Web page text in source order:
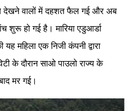
देखने वालों में दहशत फैल गई और अब
शुरू हो गई है। मारिया एडुआर्डा
यह महिला एक निजी कंपनी द्वारा
के दौरान साओ पाउलो राज्य के
मर गई।